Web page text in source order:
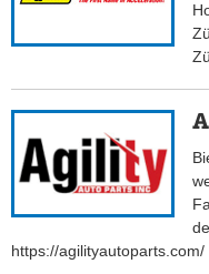
https://agilityautoparts.com/